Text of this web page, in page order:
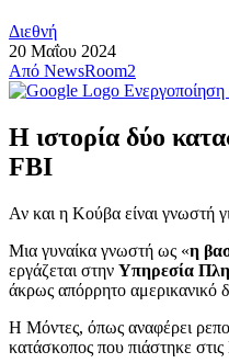
Διεθνή
20 Μαΐου 2024
Από NewsRoom2
Η ιστορία δύο
FBI
Αν και η Κούβα είναι γνωστή
Μια γυναίκα γνωστή ως «η
εργάζεται στην Υπηρεσία
άκρως απόρρητο αμερικανικό
Η Μόντες, όπως αναφέρει
κατάσκοπος που πιάστηκε